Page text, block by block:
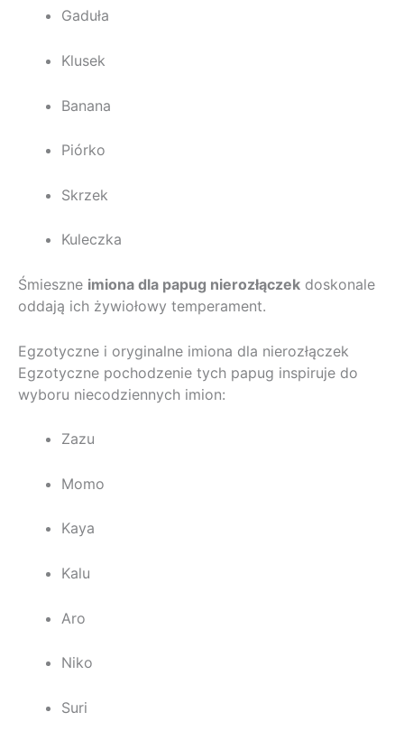
Gaduła
Klusek
Banana
Piórko
Skrzek
Kuleczka
Śmieszne imiona dla papug nierozłączek doskonale
oddają ich żywiołowy temperament.
Egzotyczne i oryginalne imiona dla nierozłączek
Egzotyczne pochodzenie tych papug inspiruje do
wyboru niecodziennych imion:
Zazu
Momo
Kaya
Kalu
Aro
Niko
Suri